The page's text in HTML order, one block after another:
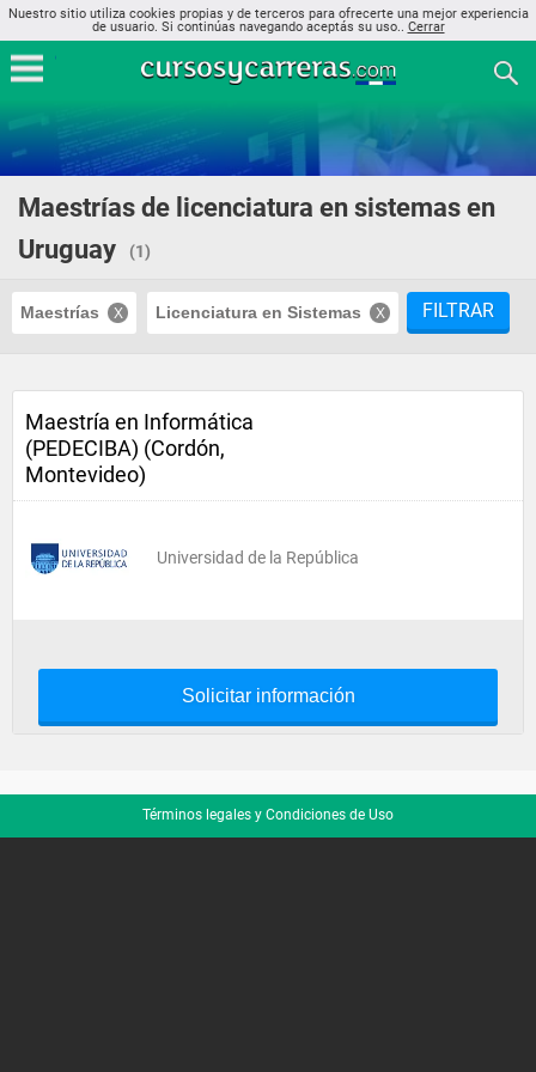
Nuestro sitio utiliza cookies propias y de terceros para ofrecerte una mejor experiencia
de usuario. Si continúas navegando aceptás su uso.. Cerrar
Maestrías de licenciatura en sistemas en
Uruguay
(1)
Maestrías Licenciatura en Sistemas FILTRAR
Maestría en Informática
(PEDECIBA) (Cordón,
Montevideo)
Universidad de la República
Solicitar información
Términos legales y Condiciones de Uso